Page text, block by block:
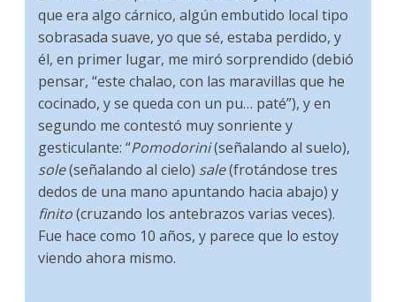
que era algo cárnico, algún embutido local tipo
sobrasada suave, yo que sé, estaba perdido, y
él, en primer lugar, me miró sorprendido (debió
pensar, “este chalao, con las maravillas que he
cocinado, y se queda con un pu… paté”), y en
segundo me contestó muy sonriente y
gesticulante: “Pomodorini(señalando al suelo),
sole(señalando al cielo) sale(frotándose tres
dedos de una mano apuntando hacia abajo) y
finito(cruzando los antebrazos varias veces).
Fue hace como 10 años, y parece que lo estoy
viendo ahora mismo.